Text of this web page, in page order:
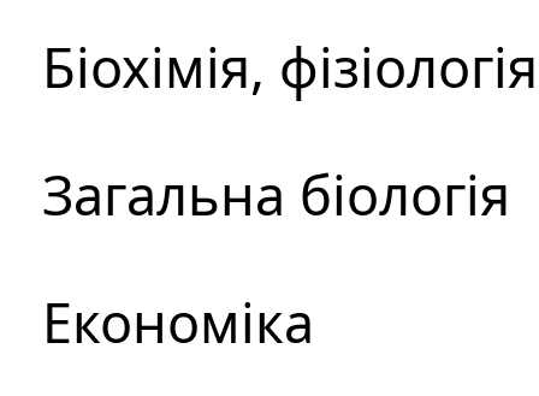
Біохімія,
Загальна біологія
Економіка